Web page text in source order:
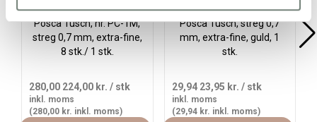
Posca Tusch, nr. PC-1M,
streg 0,7 mm, extra-fine,
8 stk./ 1 stk.
280,00 224,00 kr. / stk
inkl. moms
(280,00 kr. inkl. moms)
Posca Tusch, streg 0,7
mm, extra-fine, guld, 1
stk.
29,94 23,95 kr. / stk
inkl. moms
(29,94 kr. inkl. moms)